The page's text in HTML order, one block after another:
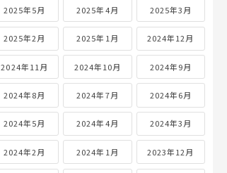
2025年5月 2025年4月 2025年3月
2025年2月 2025年1月 2024年12月
2024年11月 2024年10月 2024年9月
2024年8月 2024年7月 2024年6月
2024年5月 2024年4月 2024年3月
2024年2月 2024年1月 2023年12月